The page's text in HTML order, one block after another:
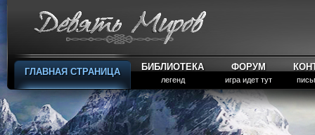
ГЛАВНАЯ СТРАНИЦА БИБЛИОТЕКА
легенд
ФОРУМ
игра идет тут